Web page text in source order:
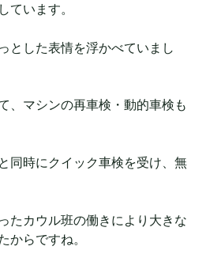
ています。
とした表情を浮かべていまし
、マシンの再車検・動的車検も
同時にクイック車検を受け、無
たカウル班の働きにより大きな
からですね。